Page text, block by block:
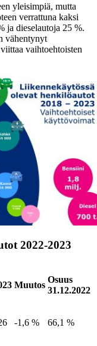
yleisimpiä, mutta
verrattuna kaksi
ja dieselautoja 25 %.
vähentynyt
vaihtoehtoisten
2022-2023
Muutos
Osuus
31.12.2022
-1,6 % 66,1 %